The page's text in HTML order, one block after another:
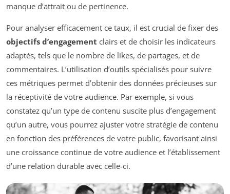
manque d’attrait ou de pertinence.
Pour analyser efficacement ce taux, il est crucial de fixer des
objectifs d’engagement clairs et de choisir les indicateurs
adaptés, tels que le nombre de likes, de partages, et de
commentaires. L’utilisation d’outils spécialisés pour suivre
ces métriques permet d’obtenir des données précieuses sur
la réceptivité de votre audience. Par exemple, si vous
constatez qu’un type de contenu suscite plus d’engagement
qu’un autre, vous pourrez ajuster votre stratégie de contenu
en fonction des préférences de votre public, favorisant ainsi
une croissance continue de votre audience et l’établissement
d’une relation durable avec celle-ci.